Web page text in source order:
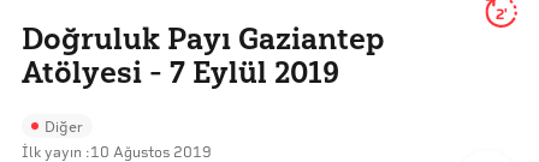
Doğruluk Payı Gaziantep
Atölyesi - 7 Eylül 2019
2'
Diğer
İlk yayın :10 Ağustos 2019